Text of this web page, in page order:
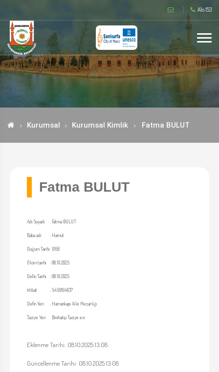
Alo 153
Kurumsal Kurumsal Kimlik Fatma BULUT
Fatma BULUT
Adı Soyadı : Fatma BULUT
Baba adı : Hamut
Doğum Tarihi 1956
Ölüm tarihi :08.10.2025
Defin Tarihi :08.10.2025
İrtibat :5459164637
Defin Yeri : Harrankapı Aile Mezarlığı
Taziye Yeri Binihatip Taziye evi
Eklenme Tarihi: 08.10.2025 13:08
Güncellenme Tarihi: 08.10.2025 13:08